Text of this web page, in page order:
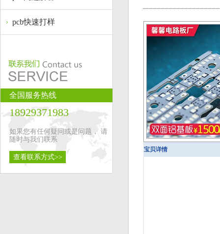
pcb快速打样
全国服务热线
18929371983
如果您有任何疑问或是问题， 请
随时与我们联系
查看联系方式>>
宝贝详情